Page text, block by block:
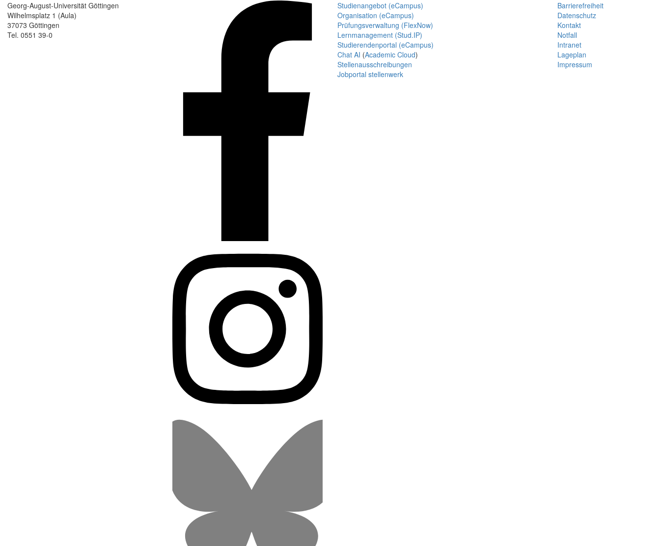
Georg-August-Universität Göttingen
Wilhelmsplatz 1 (Aula)
37073 Göttingen
Tel. 0551 39-0
Studienangebot (eCampus)
Organisation (eCampus)
Prüfungsverwaltung (FlexNow)
Lernmanagement (Stud.IP)
Studierendenportal (eCampus)
Chat AI (Academic Cloud)
Stellenausschreibungen
Jobportal stellenwerk
Barrierefreiheit
Datenschutz
Kontakt
Notfall
Intranet
Lageplan
Impressum